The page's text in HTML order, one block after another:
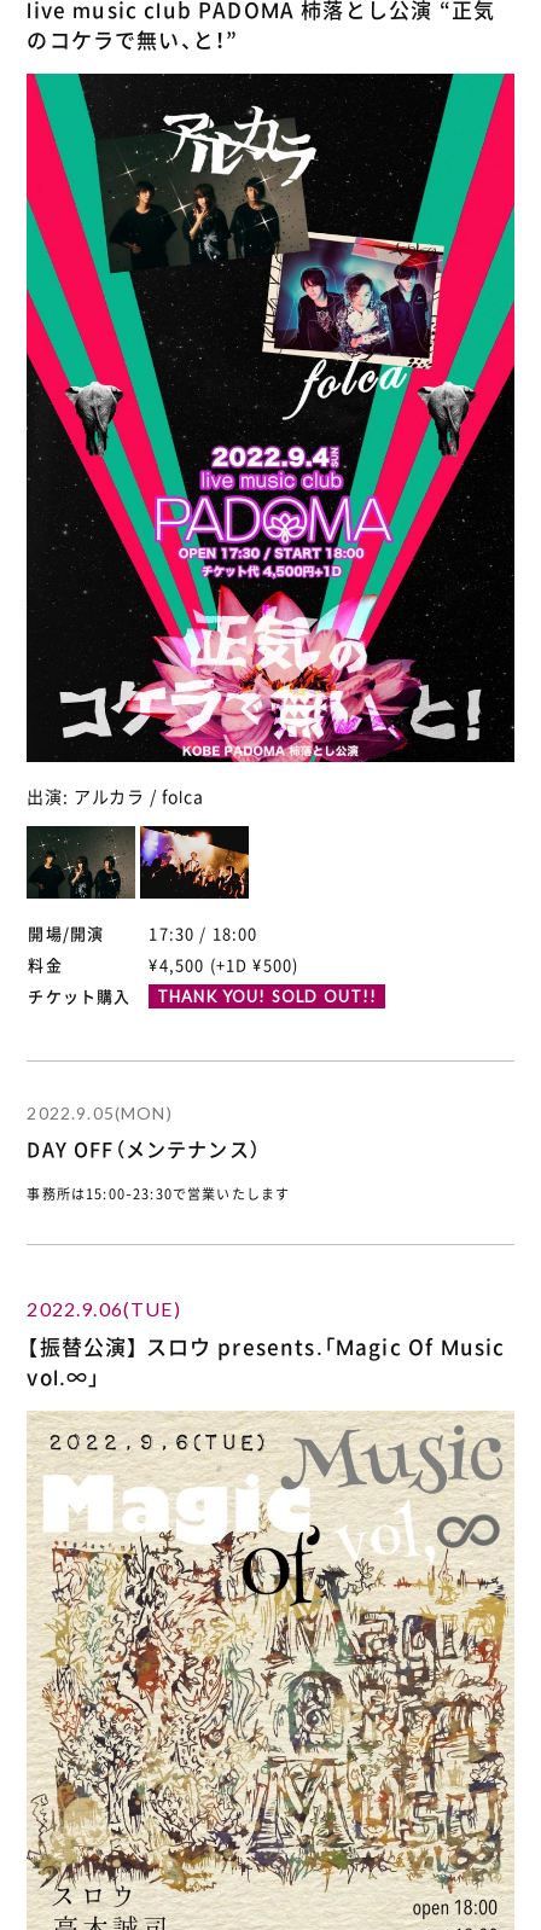
live music club PADOMA 柿落とし公演 “正気
のコケラで無い、と！”
出演: アルカラ / folca
開場/開演
17:30 / 18:00
料金
¥4,500 (+1D ¥500)
チケット購入
THANK YOU! SOLD OUT!!
2022.9.05(MON)
DAY OFF（メンテナンス）
事務所は15:00-23:30で営業いたします
2022.9.06(TUE)
【振替公演】 スロウ presents.「Magic Of Music
vol.∞」